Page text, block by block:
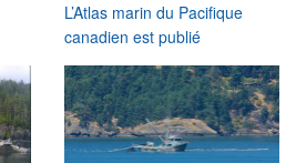
L’Atlas marin du Pacifique
canadien est publié